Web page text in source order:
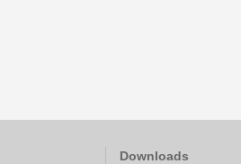
Downloads